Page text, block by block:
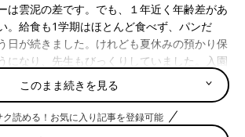
は雲泥の差です。でも、１年近く年齢差があ
。給食も1学期はほとんど食べず、パンだ
日が続きました。けれども夏休みの預かり保
になり、先生もびっくりしていました。入園
のスピードで成長していくものですね」
葉で不安も消えました！
心できたのは、幼稚園の先生から『教室や保
このまま続きを見る
ク読める！お気に入り記事を登録可能